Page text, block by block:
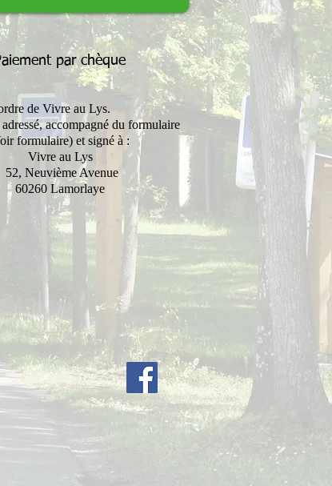
par chèque
de Vivre au Lys.
accompagné du formulaire
formulaire) et signé à :
Vivre au Lys
52, Neuvième Avenue
60260 Lamorlaye